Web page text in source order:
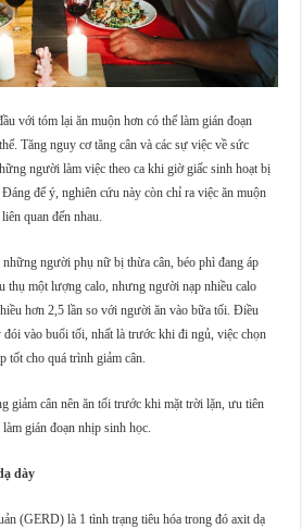
với tóm lại ăn muộn hơn có thể làm gián đoạn
Tăng nguy cơ tăng cân và các sự việc về sức
người làm việc theo ca khi giờ giấc sinh hoạt bị
để ý, nghiên cứu này còn chỉ ra việc ăn muộn
quan đến nhau.
người phụ nữ bị thừa cân, béo phì đang áp
thụ một lượng calo, nhưng người nạp nhiều calo
hơn 2,5 lần so với người ăn vào bữa tối. Điều
đói vào buổi tối, nhất là trước khi đi ngủ, việc chọn
tốt cho quá trình giảm cân.
giảm cân nên ăn tối trước khi mặt trời lặn, ưu tiên
gián đoạn nhịp sinh học.
dày
(GERD) là 1 tình trạng tiêu hóa trong đó axit dạ